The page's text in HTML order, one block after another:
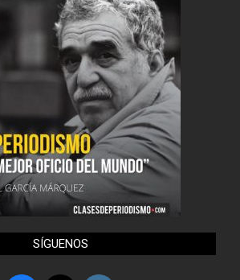
SÍGUENOS